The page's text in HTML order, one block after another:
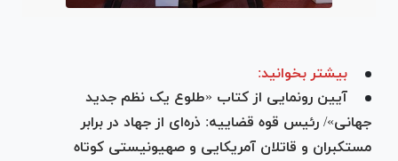
بیشتر بخوانید:
آیین رونمایی از کتاب «طلوع یک نظم جدید
جهانی»/ رئیس قوه قضاییه: ذره‌ای از جهاد در برابر
مستکبران و قاتلان آمریکایی و صهیونیستی کوتاه